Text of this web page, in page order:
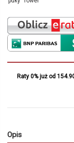
Raty 0% już od
Opis